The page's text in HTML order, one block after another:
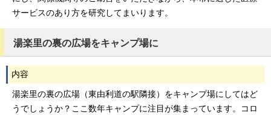
サービスのあり方を研究してまいります。
湯楽里の裏の広場をキャンプ場に
内容
湯楽里の裏の広場（東由利道の駅隣接）をキャンプ場にしてはど
うでしょうか？ここ数年キャンプに注目が集まっています。コロ